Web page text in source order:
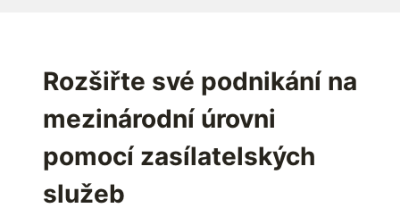
Rozšiřte své podnikání na
mezinárodní úrovni
pomocí zasílatelských
služeb